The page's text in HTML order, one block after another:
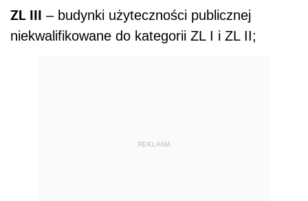
ZL III – budynki użyteczności publicznej
niekwalifikowane do kategorii ZL I i ZL II;
REKLAMA